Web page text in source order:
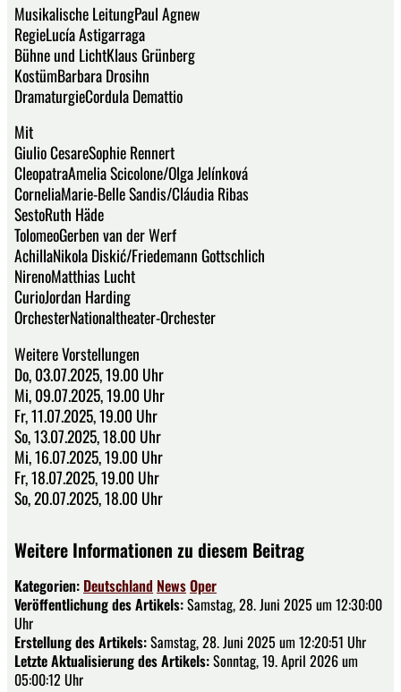
Musikalische LeitungPaul Agnew
RegieLucía Astigarraga
Bühne und LichtKlaus Grünberg
KostümBarbara Drosihn
DramaturgieCordula Demattio
Mit
Giulio CesareSophie Rennert
CleopatraAmelia Scicolone/Olga Jelínková
CorneliaMarie-Belle Sandis/Cláudia Ribas
SestoRuth Häde
TolomeoGerben van der Werf
AchillaNikola Diskić/Friedemann Gottschlich
NirenoMatthias Lucht
CurioJordan Harding
OrchesterNationaltheater-Orchester
Weitere Vorstellungen
Do, 03.07.2025, 19.00 Uhr
Mi, 09.07.2025, 19.00 Uhr
Fr, 11.07.2025, 19.00 Uhr
So, 13.07.2025, 18.00 Uhr
Mi, 16.07.2025, 19.00 Uhr
Fr, 18.07.2025, 19.00 Uhr
So, 20.07.2025, 18.00 Uhr
Weitere Informationen zu diesem Beitrag
Kategorien: Deutschland NewsOper
Veröffentlichung des Artikels:Samstag, 28. Juni 2025 um 12:30:00
Uhr
Erstellung des Artikels:Samstag, 28. Juni 2025 um 12:20:51 Uhr
Letzte Aktualisierung des Artikels:Sonntag, 19. April 2026 um
05:00:12 Uhr